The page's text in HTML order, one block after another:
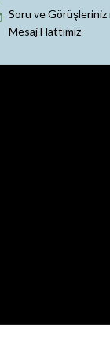
Soru ve
Mesaj Hattımız